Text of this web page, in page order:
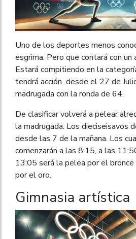
Uno de los deportes menos
esgrima. Pero que contará con
Estará compitiendo en la
tendrá acción desde el 27 de
madrugada con la ronda de 64.
De clasificar volverá a pelear
la madrugada. Los dieciseisavos
desde las 7 de la mañana. Los
comenzarán a las 8:15, a las
13:05 será la pelea por el
por el oro.
Gimnasia artística